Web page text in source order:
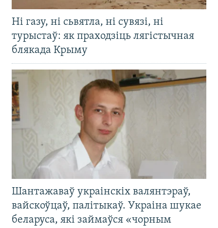
Ні газу, ні сьвятла, ні сувязі, ні
турыстаў: як праходзіць лягістычная
блякада Крыму
Шантажаваў украінскіх валянтэраў,
вайскоўцаў, палітыкаў. Украіна шукае
беларуса, які займаўся «чорным